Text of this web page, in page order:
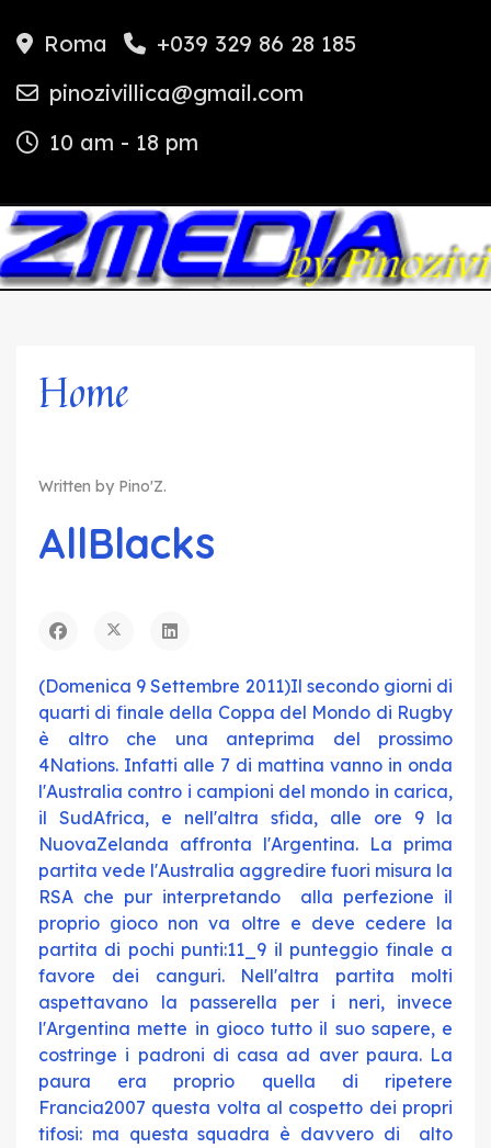
Roma
+039 329 86 28 185
pinozivillica@gmail.com
10 am - 18 pm
Home
Written by Pino'Z.
AllBlacks
(Domenica 9 Settembre 2011)Il secondo giorni di
quarti di finale della Coppa del Mondo di Rugby
è altro che una anteprima del prossimo
4Nations. Infatti alle 7 di mattina vanno in onda
l'Australia contro i campioni del mondo in carica,
il SudAfrica, e nell'altra sfida, alle ore 9 la
NuovaZelanda affronta l'Argentina. La prima
partita vede l'Australia aggredire fuori misura la
RSA che pur interpretando alla perfezione il
proprio gioco non va oltre e deve cedere la
partita di pochi punti:11_9 il punteggio finale a
favore dei canguri. Nell'altra partita molti
aspettavano la passerella per i neri, invece
l'Argentina mette in gioco tutto il suo sapere, e
costringe i padroni di casa ad aver paura. La
paura era proprio quella di ripetere
Francia2007 questa volta al cospetto dei propri
tifosi: ma questa squadra è davvero di alto